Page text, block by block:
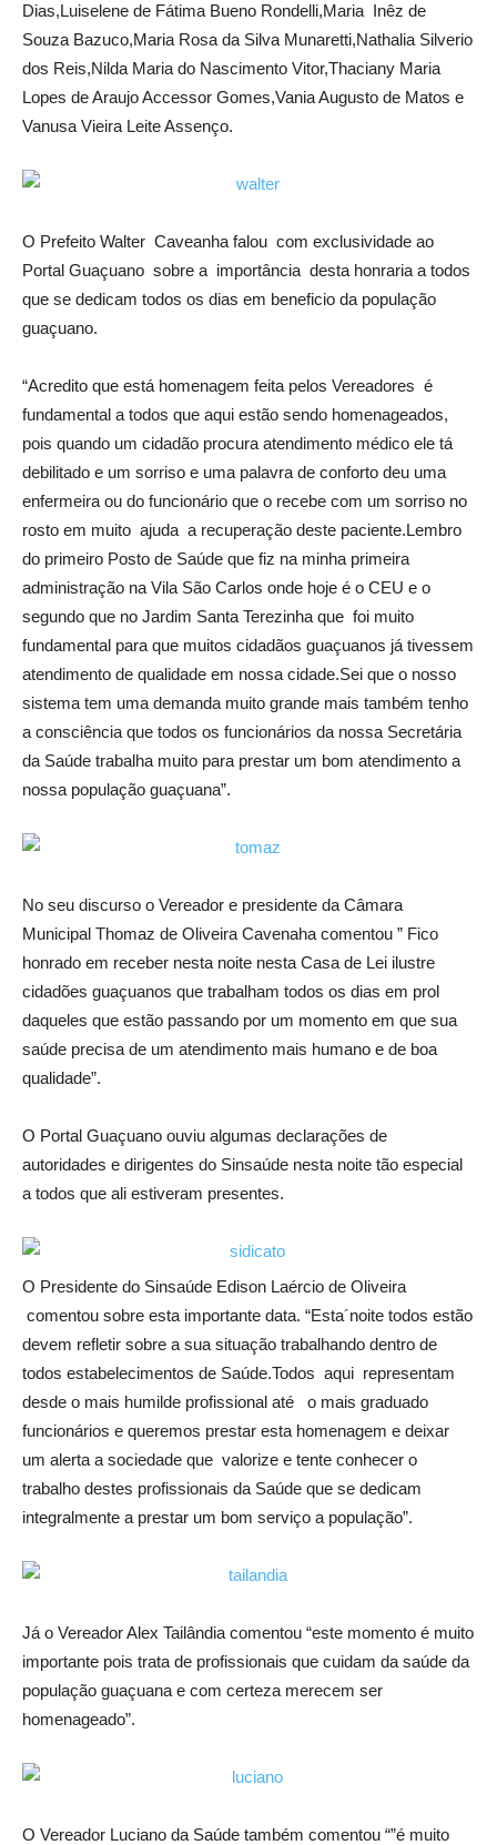
Dias,Luiselene de Fátima Bueno Rondelli,Maria Inêz de
Souza Bazuco,Maria Rosa da Silva Munaretti,Nathalia Silverio
dos Reis,Nilda Maria do Nascimento Vitor,Thaciany Maria
Lopes de Araujo Accessor Gomes,Vania Augusto de Matos e
Vanusa Vieira Leite Assenço.
O Prefeito Walter Caveanha falou com exclusividade ao
Portal Guaçuano sobre a importância desta honraria a todos
que se dedicam todos os dias em beneficio da população
guaçuano.
“Acredito que está homenagem feita pelos Vereadores é
fundamental a todos que aqui estão sendo homenageados,
pois quando um cidadão procura atendimento médico ele tá
debilitado e um sorriso e uma palavra de conforto deu uma
enfermeira ou do funcionário que o recebe com um sorriso no
rosto em muito ajuda a recuperação deste paciente.Lembro
do primeiro Posto de Saúde que fiz na minha primeira
administração na Vila São Carlos onde hoje é o CEU e o
segundo que no Jardim Santa Terezinha que foi muito
fundamental para que muitos cidadãos guaçuanos já tivessem
atendimento de qualidade em nossa cidade.Sei que o nosso
sistema tem uma demanda muito grande mais também tenho
a consciência que todos os funcionários da nossa Secretária
da Saúde trabalha muito para prestar um bom atendimento a
nossa população guaçuana”.
No seu discurso o Vereador e presidente da Câmara
Municipal Thomaz de Oliveira Cavenaha comentou ” Fico
honrado em receber nesta noite nesta Casa de Lei ilustre
cidadões guaçuanos que trabalham todos os dias em prol
daqueles que estão passando por um momento em que sua
saúde precisa de um atendimento mais humano e de boa
qualidade”.
O Portal Guaçuano ouviu algumas declarações de
autoridades e dirigentes do Sinsaúde nesta noite tão especial
a todos que ali estiveram presentes.
O Presidente do Sinsaúde Edison Laércio de Oliveira
comentou sobre esta importante data. “Esta´noite todos estão
devem refletir sobre a sua situação trabalhando dentro de
todos estabelecimentos de Saúde.Todos aqui representam
desde o mais humilde profissional até o mais graduado
funcionários e queremos prestar esta homenagem e deixar
um alerta a sociedade que valorize e tente conhecer o
trabalho destes profissionais da Saúde que se dedicam
integralmente a prestar um bom serviço a população”.
Já o Vereador Alex Tailândia comentou “este momento é muito
importante pois trata de profissionais que cuidam da saúde da
população guaçuana e com certeza merecem ser
homenageado”.
O Vereador Luciano da Saúde também comentou “”é muito